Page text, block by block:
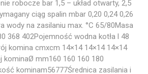
robocze bar 1,5 – układ otwarty, 2,5
ciąg spalin mbar 0,20 0,24 0,26
wody na zasilaniu max. °C 65/80Masa
368 402Pojemność wodna kotła l 48
komina cmxcm 14×14 14×14 14×14
kominaØ mm160 160 160 180
kominam56777Średnica zasilania i